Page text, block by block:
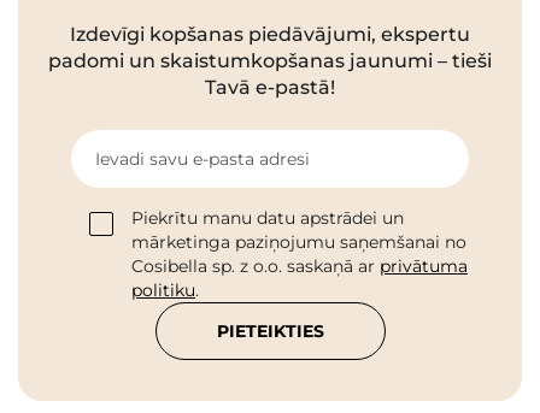
Izdevīgi kopšanas piedāvājumi, ekspertu
padomi un skaistumkopšanas jaunumi – tieši
Tavā e-pastā!
Ievadi savu e-pasta adresi
Piekrītu manu datu apstrādei un
mārketinga paziņojumu saņemšanai no
Cosibella sp. z o.o. saskaņā ar privātuma
politiku.
PIETEIKTIES